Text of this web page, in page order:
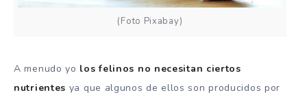
(Foto Pixabay)
A menudo yo los felinos no necesitan ciertos
nutrientes ya que algunos de ellos son producidos por